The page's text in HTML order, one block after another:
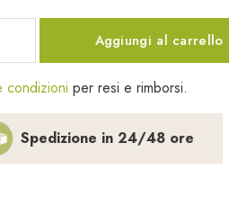
Aggiungi al carrello
condizioni per resi e rimborsi.
Spedizione in 24/48 ore